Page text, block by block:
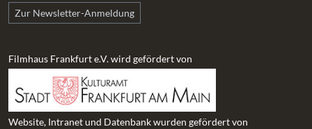
Zur Newsletter-Anmeldung
Filmhaus Frankfurt e.V. wird gefördert von
Website, Intranet und Datenbank wurden gefördert von